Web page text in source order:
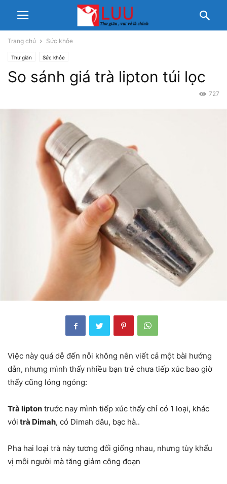
Trang chủ Sức khỏe
Thư giãn Sức khỏe
So sánh giá trà lipton túi lọc
727
Việc này quá dễ đến nỗi không nên viết cả một bài hướng
dẫn, nhưng mình thấy nhiều bạn trẻ chưa tiếp xúc bao giờ
thấy cũng lóng ngóng:
Trà lipton trước nay mình tiếp xúc thấy chỉ có 1 loại, khác
với trà Dimah, có Dimah dâu, bạc hà..
Pha hai loại trà này tương đối giống nhau, nhưng tùy khẩu
vị mỗi người mà tăng giảm công đoạn